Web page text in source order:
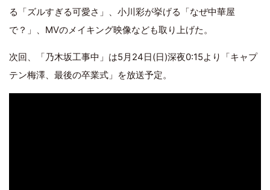
る「ズルすぎる可愛さ」、小川彩が挙げる「なぜ中華屋
で？」、MVのメイキング映像なども取り上げた。
次回、「乃木坂工事中」は5月24日(日)深夜0:15より「キャプ
テン梅澤、最後の卒業式」を放送予定。